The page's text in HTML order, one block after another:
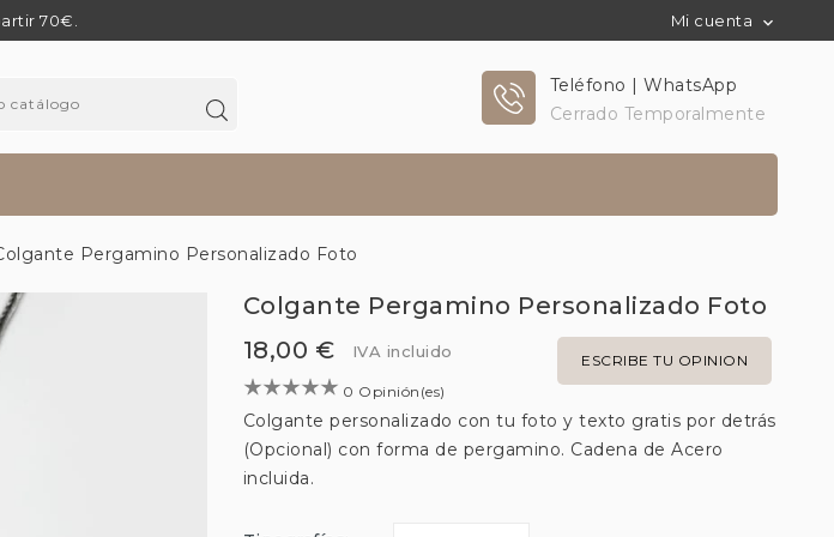
70€. Mi cuenta 
Teléfono | WhatsApp
Cerrado Temporalmente
Pergamino Personalizado Foto
Colgante Pergamino Personalizado Foto
18,00 €
ESCRIBE TU OPINION
IVA incluido
0 Opinión(es)
Colgante personalizado con tu foto y texto gratis por detrás
(Opcional) con forma de pergamino. Cadena de Acero
incluida.